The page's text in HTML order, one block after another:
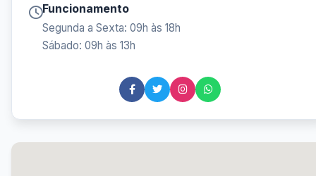
Funcionamento
Segunda a Sexta: 09h às 18h
Sábado: 09h às 13h